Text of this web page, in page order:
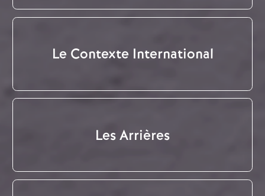
Le Contexte International
Les Arrières